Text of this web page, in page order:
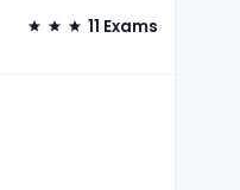
11 Exams